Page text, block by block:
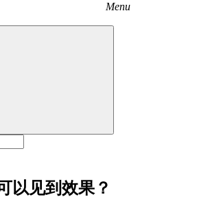
Menu
以见到效果？